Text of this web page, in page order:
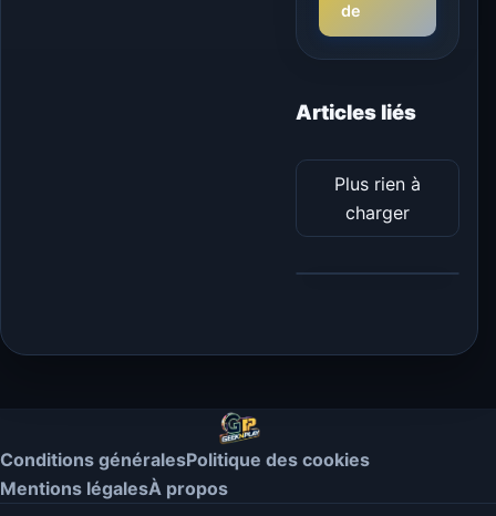
de
Articles liés
Plus rien à
charger
Conditions généralesPolitique des cookies
Mentions légalesÀ propos